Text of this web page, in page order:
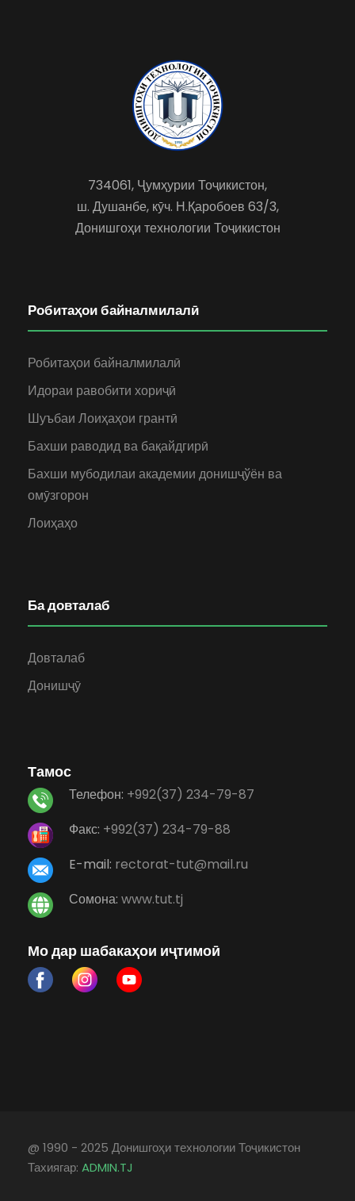
734061, Ҷумҳурии Тоҷикистон,
ш. Душанбе, кӯч. Н.Қаробоев 63/3,
Донишгоҳи технологии Тоҷикистон
Робитаҳои байналмилалӣ
Робитаҳои байналмилалӣ
Идораи равобити хориҷӣ
Шуъбаи Лоиҳаҳои грантӣ
Бахши раводид ва бақайдгирӣ
Бахши мубодилаи академии донишҷўён ва
омӯзгорон
Лоиҳаҳо
Ба довталаб
Довталаб
Донишҷӯ
Тамос
Телефон: +992(37) 234-79-87
Факс: +992(37) 234-79-88
E-mail: rectorat-tut@mail.ru
Сомона: www.tut.tj
Мо дар шабакаҳои иҷтимоӣ
@ 1990 - 2025 Донишгоҳи технологии Тоҷикистон
Тахиягар: ADMIN.TJ